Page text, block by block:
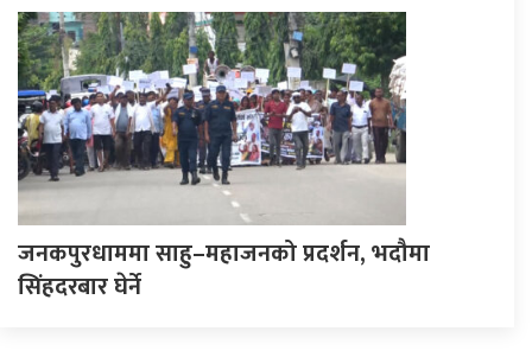
जनकपुरधाममा साहु–महाजनको प्रदर्शन, भदौमा
सिंहदरबार घेर्ने